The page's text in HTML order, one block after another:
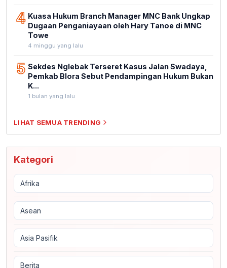
4 Kuasa Hukum Branch Manager MNC Bank Ungkap
Dugaan Penganiayaan oleh Hary Tanoe di MNC
Towe
4 minggu yang lalu
5 Sekdes Nglebak Terseret Kasus Jalan Swadaya,
Pemkab Blora Sebut Pendampingan Hukum Bukan
K...
1 bulan yang lalu
LIHAT SEMUA TRENDING
Kategori
Afrika
Asean
Asia Pasifik
Berita